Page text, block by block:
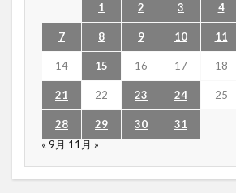
1 2 3 4
7 8 9 10 11
14 15 16 17 18
21 22 23 24 25
28 29 30
31
« 9月 11月 »